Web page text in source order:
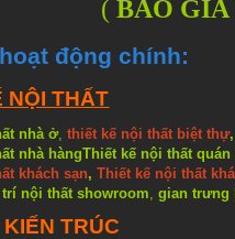
(BÁO
động chính:
NỘI THẤT
nhà ở,thiết kế nội thất biệt thự
nhà hàngThiết kế nội thất quán
khách sạn,Thiết kế nội thất
nội thất showroom,gian trưng
TRÚC